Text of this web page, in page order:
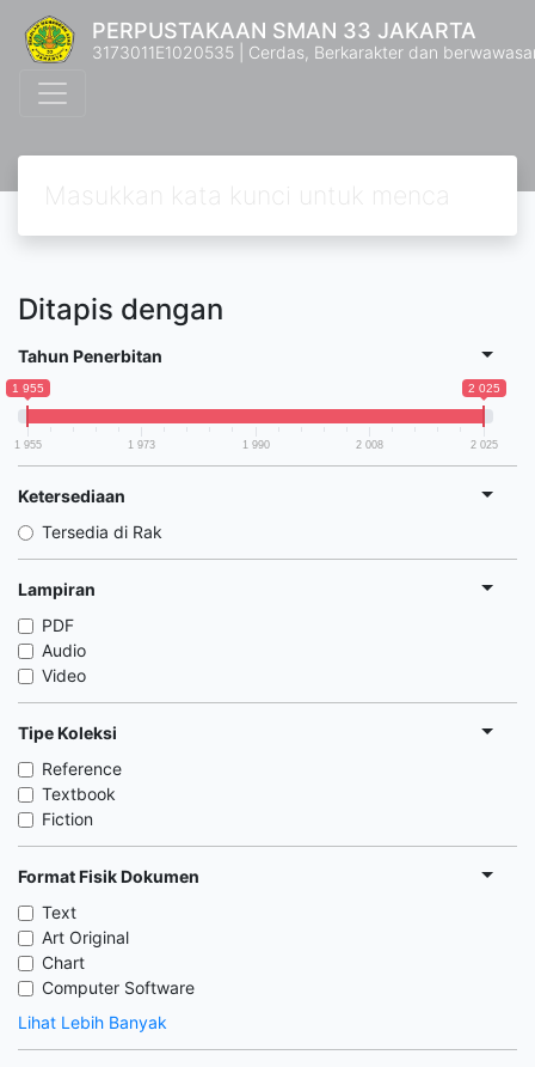
PERPUSTAKAAN SMAN 33 JAKARTA
3173011E1020535 | Cerdas, Berkarakter dan
Ditapis dengan
Tahun Penerbitan
1 955 2 025
1 955 1 973 1 990 2 008 2 025
Ketersediaan
Tersedia di Rak
Lampiran
PDF
Audio
Video
Tipe Koleksi
Reference
Textbook
Fiction
Format Fisik Dokumen
Text
Art Original
Chart
Computer Software
Lihat Lebih Banyak